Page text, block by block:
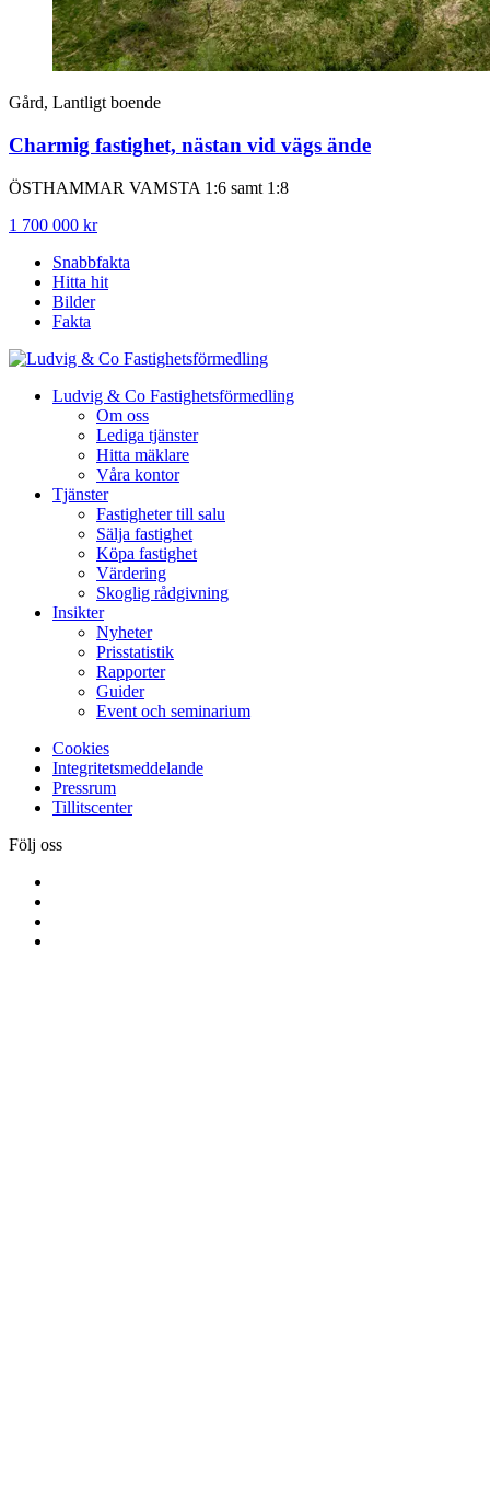
Gård, Lantligt boende
Charmig fastighet, nästan vid vägs ände
ÖSTHAMMAR VAMSTA 1:6 samt 1:8
1 700 000 kr
Snabbfakta
Hitta hit
Bilder
Fakta
Ludvig & Co Fastighetsförmedling
Om oss
Lediga tjänster
Hitta mäklare
Våra kontor
Tjänster
Fastigheter till salu
Sälja fastighet
Köpa fastighet
Värdering
Skoglig rådgivning
Insikter
Nyheter
Prisstatistik
Rapporter
Guider
Event och seminarium
Cookies
Integritetsmeddelande
Pressrum
Tillitscenter
Följ oss